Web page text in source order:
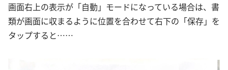
画面右上の表示が「自動」モードになっている場合は、書
類が画面に収まるように位置を合わせて右下の「保存」を
タップすると……